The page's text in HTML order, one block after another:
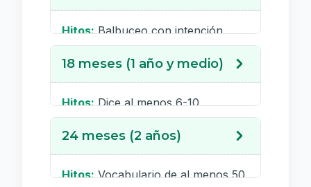
Hitos:Balbuceo con intención
comunicativa (ej. "bababa",
"dadada"), responde a su nombre,
reconoce "no", dice "mamá" o
"papá" inespecíficamente, señala
objetos que quiere.
Señales de Alarma:Ausencia de
balbuceo, no responde al nombre,
no intenta comunicarse con
18 meses (1 año y medio)
Hitos:Dice al menos 6-10
palabras, señala partes del cuerpo,
sigue órdenes sencillas ("dame la
pelota"), imita sonidos y palabras.
Señales de Alarma:Menos de 6
24 meses (2 años)
Hitos:Vocabulario de al menos 50